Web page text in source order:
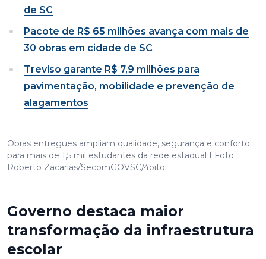
de SC
Pacote de R$ 65 milhões avança com mais de
30 obras em cidade de SC
Treviso garante R$ 7,9 milhões para
pavimentação, mobilidade e prevenção de
alagamentos
Obras entregues ampliam qualidade, segurança e conforto
para mais de 1,5 mil estudantes da rede estadual I Foto:
Roberto Zacarias/SecomGOVSC/4oito
Governo destaca maior
transformação da infraestrutura
escolar